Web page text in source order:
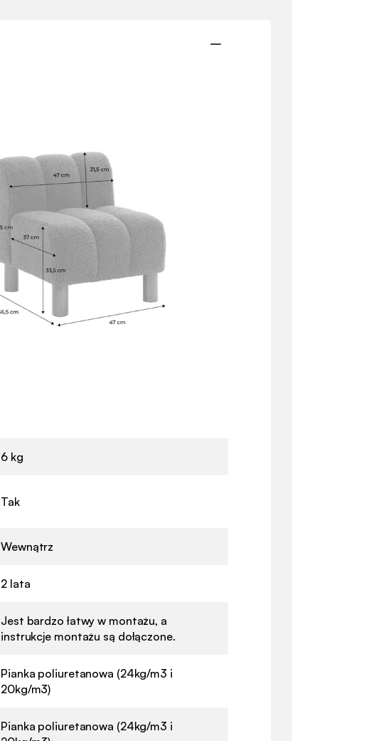
6 kg
Tak
Wewnątrz
2 lata
Jest bardzo łatwy w montażu, a
instrukcje montażu są dołączone.
Pianka poliuretanowa (24kg/m3 i
20kg/m3)
Pianka poliuretanowa (24kg/m3 i